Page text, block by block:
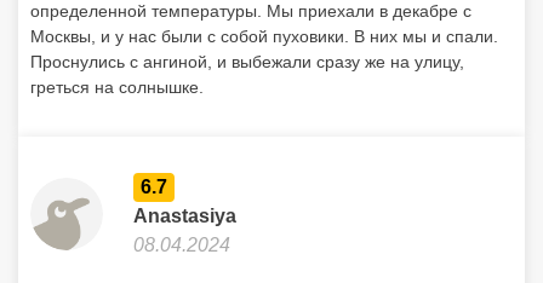
определенной температуры. Мы приехали в декабре с
Москвы, и у нас были с собой пуховики. В них мы и спали.
Проснулись с ангиной, и выбежали сразу же на улицу,
греться на солнышке.
6.7
Anastasiya
08.04.2024